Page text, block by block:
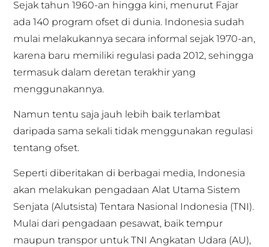
Sejak tahun 1960-an hingga kini, menurut Fajar
ada 140 program ofset di dunia. Indonesia sudah
mulai melakukannya secara informal sejak 1970-an,
karena baru memiliki regulasi pada 2012, sehingga
termasuk dalam deretan terakhir yang
menggunakannya.
Namun tentu saja jauh lebih baik terlambat
daripada sama sekali tidak menggunakan regulasi
tentang ofset.
Seperti diberitakan di berbagai media, Indonesia
akan melakukan pengadaan Alat Utama Sistem
Senjata (Alutsista) Tentara Nasional Indonesia (TNI).
Mulai dari pengadaan pesawat, baik tempur
maupun transpor untuk TNI Angkatan Udara (AU),